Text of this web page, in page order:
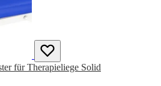
für Therapieliege Solid